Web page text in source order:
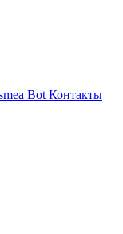
Bot Контакты